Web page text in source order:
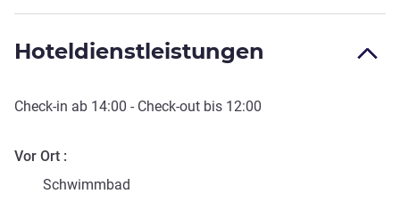
Hoteldienstleistungen
Check-in ab 14:00 - Check-out bis 12:00
Vor Ort
Schwimmbad